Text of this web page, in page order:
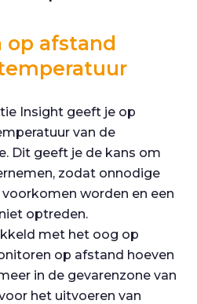
op afstand
Insight geeft je op
van de
Dit geeft je de kans om
zodat onnodige
worden en een
optreden.
met het oog op
op afstand hoeven
in de gevarenzone van
het uitvoeren van